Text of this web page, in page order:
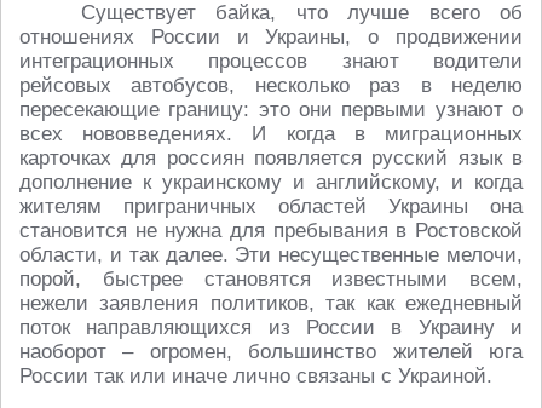
Существует байка, что лучше всего об
отношениях России и Украины, о продвижении
интеграционных процессов знают водители
рейсовых автобусов, несколько раз в неделю
пересекающие границу: это они первыми узнают о
всех нововведениях. И когда в миграционных
карточках для россиян появляется русский язык в
дополнение к украинскому и английскому, и когда
жителям приграничных областей Украины она
становится не нужна для пребывания в Ростовской
области, и так далее. Эти несущественные мелочи,
порой, быстрее становятся известными всем,
нежели заявления политиков, так как ежедневный
поток направляющихся из России в Украину и
наоборот – огромен, большинство жителей юга
России так или иначе лично связаны с Украиной.